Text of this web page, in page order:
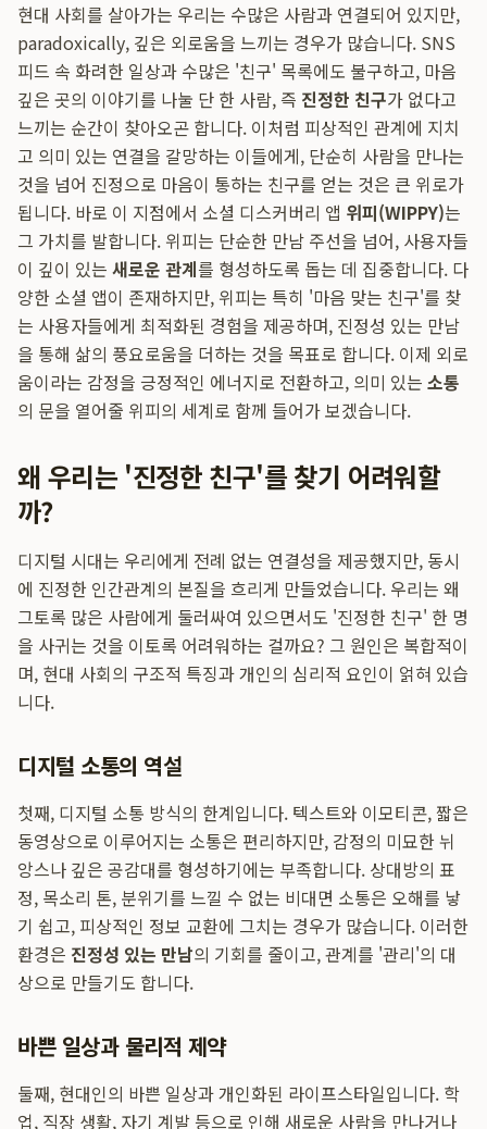
현대 사회를 살아가는 우리는 수많은 사람과 연결되어 있지만,
paradoxically, 깊은 외로움을 느끼는 경우가 많습니다. SNS
피드 속 화려한 일상과 수많은 '친구' 목록에도 불구하고, 마음
깊은 곳의 이야기를 나눌 단 한 사람, 즉 진정한 친구가 없다고
느끼는 순간이 찾아오곤 합니다. 이처럼 피상적인 관계에 지치
고 의미 있는 연결을 갈망하는 이들에게, 단순히 사람을 만나는
것을 넘어 진정으로 마음이 통하는 친구를 얻는 것은 큰 위로가
됩니다. 바로 이 지점에서 소셜 디스커버리 앱 위피(WIPPY)는
그 가치를 발합니다. 위피는 단순한 만남 주선을 넘어, 사용자들
이 깊이 있는 새로운 관계를 형성하도록 돕는 데 집중합니다. 다
양한 소셜 앱이 존재하지만, 위피는 특히 '마음 맞는 친구'를 찾
는 사용자들에게 최적화된 경험을 제공하며, 진정성 있는 만남
을 통해 삶의 풍요로움을 더하는 것을 목표로 합니다. 이제 외로
움이라는 감정을 긍정적인 에너지로 전환하고, 의미 있는 소통
의 문을 열어줄 위피의 세계로 함께 들어가 보겠습니다.
왜 우리는 '진정한 친구'를 찾기 어려워할
까?
디지털 시대는 우리에게 전례 없는 연결성을 제공했지만, 동시
에 진정한 인간관계의 본질을 흐리게 만들었습니다. 우리는 왜
그토록 많은 사람에게 둘러싸여 있으면서도 '진정한 친구' 한 명
을 사귀는 것을 이토록 어려워하는 걸까요? 그 원인은 복합적이
며, 현대 사회의 구조적 특징과 개인의 심리적 요인이 얽혀 있습
니다.
디지털 소통의 역설
첫째, 디지털 소통 방식의 한계입니다. 텍스트와 이모티콘, 짧은
동영상으로 이루어지는 소통은 편리하지만, 감정의 미묘한 뉘
앙스나 깊은 공감대를 형성하기에는 부족합니다. 상대방의 표
정, 목소리 톤, 분위기를 느낄 수 없는 비대면 소통은 오해를 낳
기 쉽고, 피상적인 정보 교환에 그치는 경우가 많습니다. 이러한
환경은 진정성 있는 만남의 기회를 줄이고, 관계를 '관리'의 대
상으로 만들기도 합니다.
바쁜 일상과 물리적 제약
둘째, 현대인의 바쁜 일상과 개인화된 라이프스타일입니다. 학
업, 직장 생활, 자기 계발 등으로 인해 새로운 사람을 만나거나